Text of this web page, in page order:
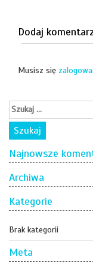
Dodaj
Musisz się
Najnowsze
Archiwa
Kategorie
Brak kategorii
Meta